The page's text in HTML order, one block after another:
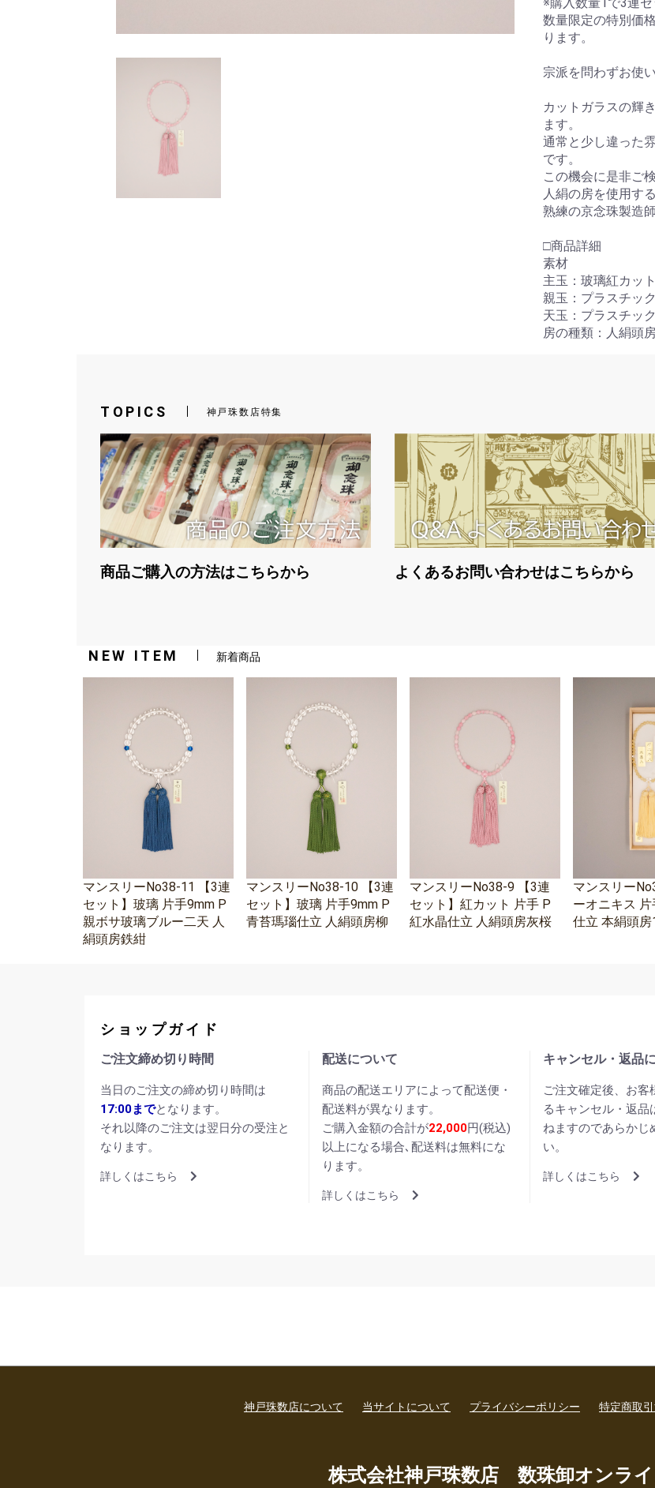
カートへ進む
数量限定の特別価
ります。
宗派を問わずお使
カットガラスの輝
ます。
通常と少し違った
です。
この機会に是非ご
人絹の房を使用す
熟練の京念珠製造
□商品詳細
素材
主玉：玻璃紅カット
親玉：プラスチッ
天玉：プラスチッ
房の種類：人絹頭
TOPICS 神戸珠数店特集
商品ご購入の方法はこちらから よくあるお問い合わせはこちらから
NEW ITEM 新着商品
マンスリーNo38-11 【3連
セット】玻璃 片手9mm P
親ボサ玻璃ブルー二天 人
絹頭房鉄紺
マンスリーNo38-10 【3連
セット】玻璃 片手9mm P
青苔瑪瑙仕立 人絹頭房柳
マンスリーNo38-9 【3連
セット】紅カット 片手 P
紅水晶仕立 人絹頭房灰桜
マンスリー
ーオニキス
仕立 本絹頭房
ショップガイド
ご注文締め切り時間
当日のご注文の締め切り時間は
17:00までとなります。
それ以降のご注文は翌日分の受注と
なります。
詳しくはこちら
配送について
商品の配送エリアによって配送便・
配送料が異なります。
ご購入金額の合計が22,000円(税込)
以上になる場合､配送料は無料にな
ります。
詳しくはこちら
キャンセル・返品
ご注文確定後、お客
るキャンセル・返品
ねますのであらかじ
い。
詳しくはこちら
神戸珠数店について 当サイトについて プライバシーポリシー 特定商取
株式会社神戸珠数店 数珠卸オンラ